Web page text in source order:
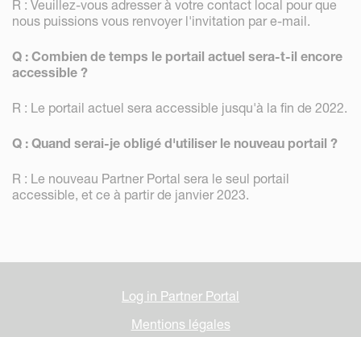
R : Veuillez-vous adresser à votre contact local pour que
nous puissions vous renvoyer l'invitation par e-mail.
Q : Combien de temps le portail actuel sera-t-il encore
accessible ?
R : Le portail actuel sera accessible jusqu'à la fin de 2022.
Q : Quand serai-je obligé d'utiliser le nouveau portail ?
R : Le nouveau Partner Portal sera le seul portail
accessible, et ce à partir de janvier 2023.
Log in Partner Portal
Mentions légales